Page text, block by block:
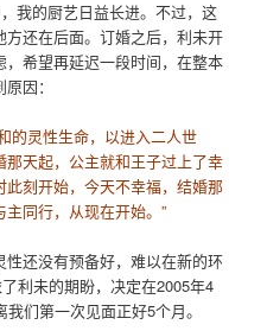
我的厨艺日益长进。不过，这
还在后面。订婚之后，利未开
希望再延迟一段时间，在整本
因：
的灵性生命，以进入二人世
天起，公主就和王子过上了幸
刻开始，今天不幸福，结婚那
同行，从现在开始。”
还没有预备好，难以在新的环
利未的期盼，决定在2005年4
们第一次见面正好5个月。